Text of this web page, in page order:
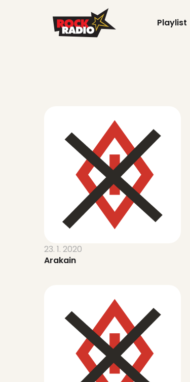
Playlist
23. 1. 2020
Arakain